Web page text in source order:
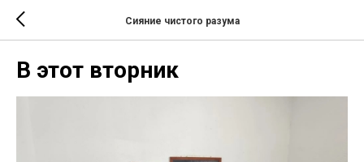
Сияние чистого разума
В этот вторник